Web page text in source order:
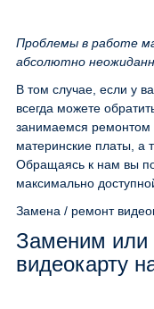
Проблемы в работе
абсолютно
В том случае, если у
всегда можете
занимаемся
материнские платы, а
Обращаясь к нам вы
максимально
Замена / ремонт
Заменим или
видеокарту